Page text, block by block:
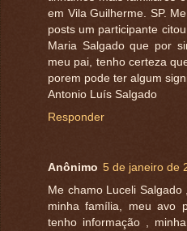
em Vila Guilherme. SP.
posts um participante
Maria Salgado que por
meu pai, tenho certeza
porem pode ter algum
Antonio Luís Salgado
Responder
Anônimo 5 de janeiro de
Me chamo Luceli
minha família, meu avo
tenho informação ,